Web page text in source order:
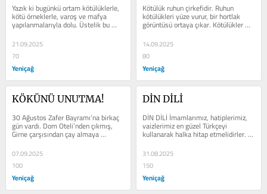
Yazık ki bugünkü ortam kötülüklerle,
kötü örneklerle, varoş ve mafya
yapılanmalarıyla dolu. Üstelik bu
yapılanmalar başlarımızın...
21.09.2025
70
Yeniçağ
Kötülük ruhun çirkefidir. Ruhun
kötülükleri yüze vurur, bir hortlak
görüntüsü ortaya çıkar. Kötülükler
bazen de ellere kollara,...
14.09.2025
80
Yeniçağ
KÖKÜNÜ UNUTMA!
30 Ağustos Zafer Bayramı’na birkaç
gün vardı. Dom Oteli’nden çıkmış,
Girne çarşısından çay almaya
çalışıyorduk. Dört yol...
07.09.2025
100
Yeniçağ
DİN DİLİ
DİN DİLİ İmamlarımız, hatiplerimiz,
vaizlerimiz en güzel Türkçeyi
kullanarak halka hitap etmelidirler.
Onlardan güzel bir Türkçe...
31.08.2025
150
Yeniçağ